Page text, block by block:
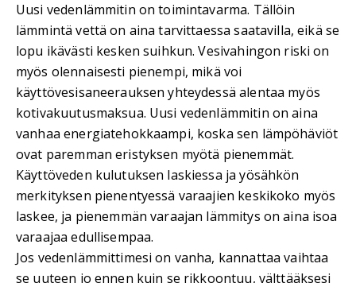
Uusi vedenlämmitin on toimintavarma. Tällöin
lämmintä vettä on aina tarvittaessa saatavilla, eikä se
lopu ikävästi kesken suihkun. Vesivahingon riski on
myös olennaisesti pienempi, mikä voi
käyttövesisaneerauksen yhteydessä alentaa myös
kotivakuutusmaksua. Uusi vedenlämmitin on aina
vanhaa energiatehokkaampi, koska sen lämpöhäviöt
ovat paremman eristyksen myötä pienemmät.
Käyttöveden kulutuksen laskiessa ja yösähkön
merkityksen pienentyessä varaajien keskikoko myös
laskee, ja pienemmän varaajan lämmitys on aina isoa
varaajaa edullisempaa.
Jos vedenlämmittimesi on vanha, kannattaa vaihtaa
se uuteen jo ennen kuin se rikkoontuu, välttääksesi